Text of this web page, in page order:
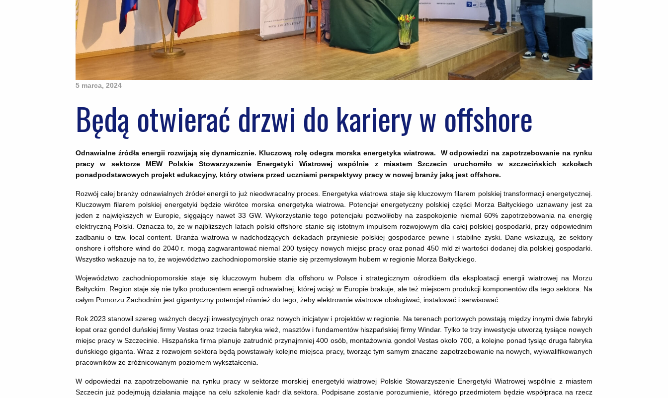
5 marca, 2024
Będą otwierać drzwi do kariery w offshore
Odnawialne źródła energii rozwijają się dynamicznie. Kluczową rolę odegra morska energetyka wiatrowa. W odpowiedzi na zapotrzebowanie na rynku
pracy w sektorze MEW Polskie Stowarzyszenie Energetyki Wiatrowej wspólnie z miastem Szczecin uruchomiło w szczecińskich szkołach
ponadpodstawowych projekt edukacyjny, który otwiera przed uczniami perspektywy pracy w nowej branży jaką jest offshore.
Rozwój całej branży odnawialnych źródeł energii to już nieodwracalny proces. Energetyka wiatrowa staje się kluczowym filarem polskiej transformacji energetycznej.
Kluczowym filarem polskiej energetyki będzie wkrótce morska energetyka wiatrowa. Potencjał energetyczny polskiej części Morza Bałtyckiego uznawany jest za
jeden z największych w Europie, sięgający nawet 33 GW. Wykorzystanie tego potencjału pozwoliłoby na zaspokojenie niemal 60% zapotrzebowania na energię
elektryczną Polski. Oznacza to, że w najbliższych latach polski offshore stanie się istotnym impulsem rozwojowym dla całej polskiej gospodarki, przy odpowiednim
zadbaniu o tzw. local content. Branża wiatrowa w nadchodzących dekadach przyniesie polskiej gospodarce pewne i stabilne zyski. Dane wskazują, że sektory
onshore i offshore wind do 2040 r. mogą zagwarantować niemal 200 tysięcy nowych miejsc pracy oraz ponad 450 mld zł wartości dodanej dla polskiej gospodarki.
Wszystko wskazuje na to, że województwo zachodniopomorskie stanie się przemysłowym hubem w regionie Morza Bałtyckiego.
Województwo zachodniopomorskie staje się kluczowym hubem dla offshoru w Polsce i strategicznym ośrodkiem dla eksploatacji energii wiatrowej na Morzu
Bałtyckim. Region staje się nie tylko producentem energii odnawialnej, której wciąż w Europie brakuje, ale też miejscem produkcji komponentów dla tego sektora. Na
całym Pomorzu Zachodnim jest gigantyczny potencjał również do tego, żeby elektrownie wiatrowe obsługiwać, instalować i serwisować.
Rok 2023 stanowił szereg ważnych decyzji inwestycyjnych oraz nowych inicjatyw i projektów w regionie. Na terenach portowych powstają między innymi dwie fabryki
łopat oraz gondol duńskiej firmy Vestas oraz trzecia fabryka wież, masztów i fundamentów hiszpańskiej firmy Windar. Tylko te trzy inwestycje utworzą tysiące nowych
miejsc pracy w Szczecinie. Hiszpańska firma planuje zatrudnić przynajmniej 400 osób, montażownia gondol Vestas około 700, a kolejne ponad tysiąc druga fabryka
duńskiego giganta. Wraz z rozwojem sektora będą powstawały kolejne miejsca pracy, tworząc tym samym znaczne zapotrzebowanie na nowych, wykwalifikowanych
pracowników ze zróżnicowanym poziomem wykształcenia.
W odpowiedzi na zapotrzebowanie na rynku pracy w sektorze morskiej energetyki wiatrowej Polskie Stowarzyszenie Energetyki Wiatrowej wspólnie z miastem
Szczecin już podejmują działania mające na celu szkolenie kadr dla sektora. Podpisane zostanie porozumienie, którego przedmiotem będzie współpraca na rzecz